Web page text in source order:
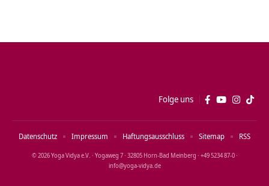
Folge uns
© 2026 Yoga Vidya e.V. · Yogaweg 7 · 32805 Horn‑Bad Meinberg · +49 5234 87‑0 ·
info@yoga‑vidya.de
Datenschutz Impressum Haftungsausschluss Sitemap RSS